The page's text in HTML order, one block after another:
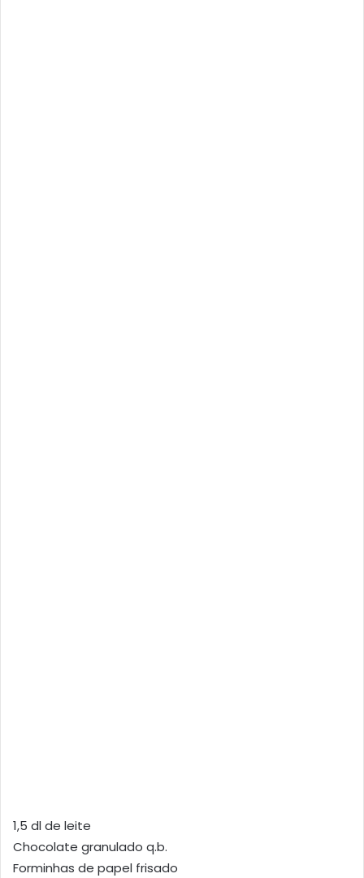
1,5 dl de leite
Chocolate granulado q.b.
Forminhas de papel frisado